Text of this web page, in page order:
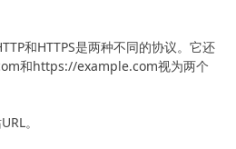
和HTTPS是两种不同的协议。它还
和https://example.com视为两个
。